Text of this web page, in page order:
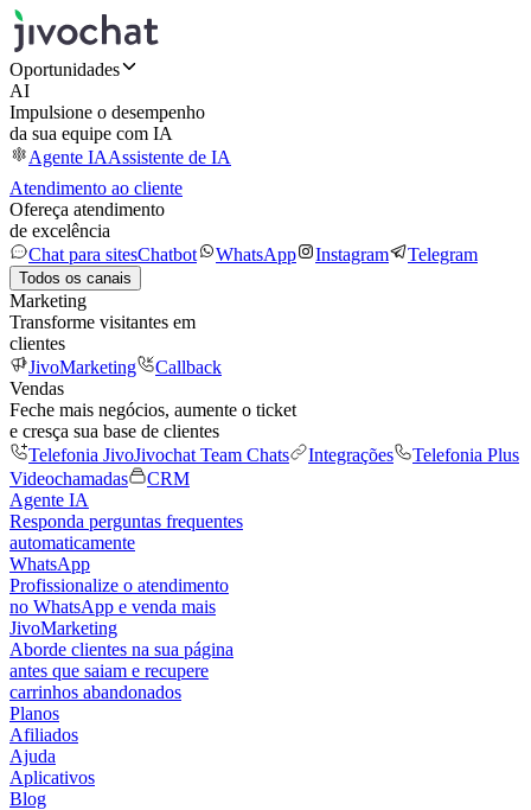
Oportunidades
AI
Impulsione o desempenho
da sua equipe com IA
Agente IAAssistente de IA
Atendimento ao cliente
Ofereça atendimento
de excelência
Chat para sitesChatbot WhatsApp Instagram Telegram
Todos os canais
Marketing
Transforme visitantes em
clientes
JivoMarketing
Callback
Vendas
Feche mais negócios, aumente o ticket
e cresça sua base de clientes
Telefonia JivoJivochat Team Chats Integrações
Telefonia Plus
Videochamadas
CRM
Agente IA
Responda perguntas frequentes
automaticamente
WhatsApp
Profissionalize o atendimento
no WhatsApp e venda mais
JivoMarketing
Aborde clientes na sua página
antes que saiam e recupere
carrinhos abandonados
Planos
Afiliados
Ajuda
Aplicativos
Blog